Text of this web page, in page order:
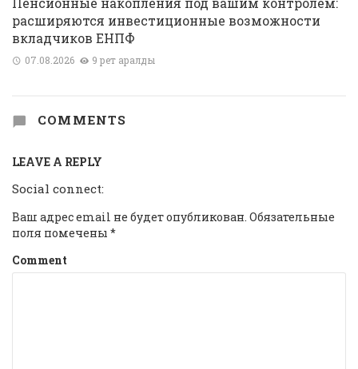
расширяются инвестиционные возможности
вкладчиков ЕНПФ
07.08.2026 9 рет қаралды
COMMENTS
LEAVE A REPLY
Social connect:
Ваш адрес email не будет опубликован. Обязательные
поля помечены *
Comment